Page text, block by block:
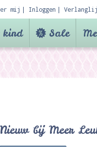
mij Inloggen
kind Sale
Nieuw bij Meer